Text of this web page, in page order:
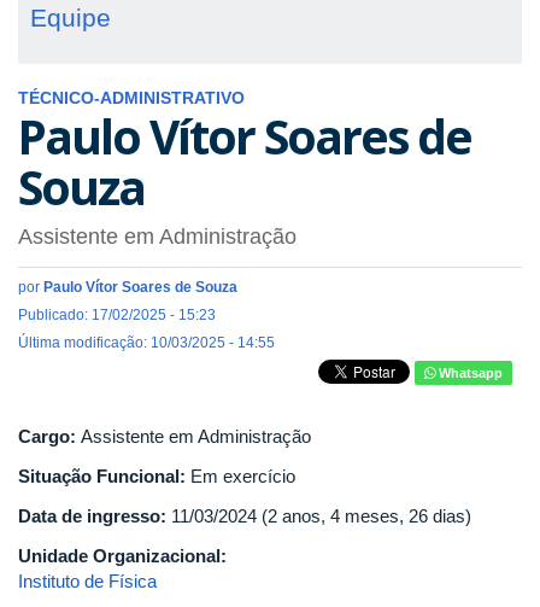
Equipe
TÉCNICO-ADMINISTRATIVO
Paulo Vítor Soares de
Souza
Assistente em Administração
por Paulo Vítor Soares de Souza
Publicado: 17/02/2025 - 15:23
Última modificação: 10/03/2025 - 14:55
Whatsapp
Cargo: Assistente em Administração
Situação Funcional: Em exercício
Data de ingresso: 11/03/2024 (2 anos, 4 meses, 26 dias)
Unidade Organizacional:
Instituto de Física